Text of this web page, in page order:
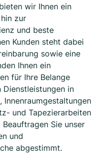
wir Ihnen ein
zur
und beste
Kunden steht dabei
sowie eine
Ihnen ein
für Ihre Belange
in
und Tapezierarbeiten
Sie unser
und
abgestimmt.